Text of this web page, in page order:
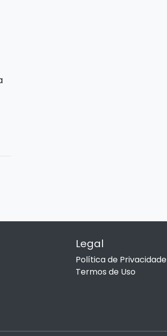
Legal
Política de Privacidade
Termos de Uso